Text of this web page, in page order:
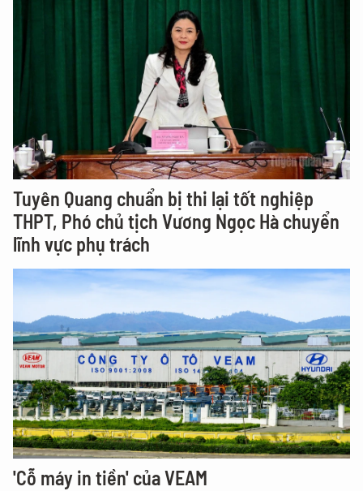
Tuyên Quang chuẩn bị thi lại tốt nghiệp
THPT, Phó chủ tịch Vương Ngọc Hà chuyển
lĩnh vực phụ trách
'Cỗ máy in tiền' của VEAM